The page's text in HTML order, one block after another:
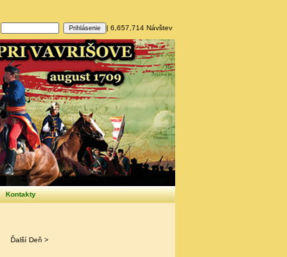
| 6,657,714 Návštev
Kontakty
Ďalší Deň >